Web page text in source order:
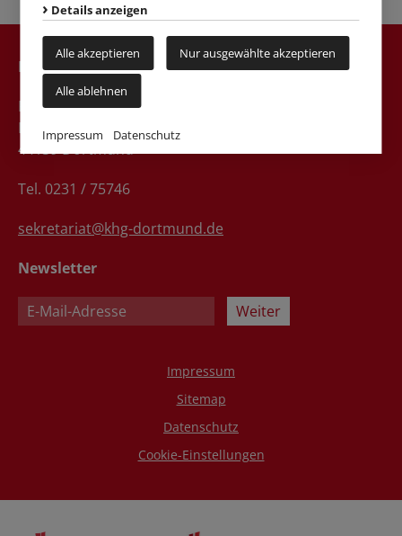
Details anzeigen
Alle akzeptieren Nur ausgewählte akzeptieren
Alle ablehnen
Impressum Datenschutz
Kontakt
Katholische Hochschulgemeinde Dortmund
Liebigstr. 49a
44139 Dortmund
Tel. 0231 / 75746
sekretariat@khg-dortmund.de
Newsletter
Weiter
Impressum
Sitemap
Datenschutz
Cookie-Einstellungen